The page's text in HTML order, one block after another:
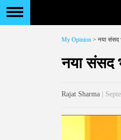
My Opinion > नया संसद
नया संसद
Rajat Sharma |